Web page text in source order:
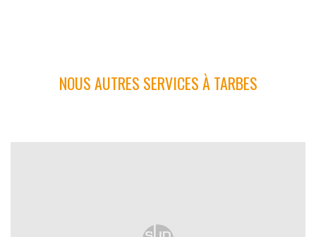
NOUS AUTRES SERVICES À TARBES